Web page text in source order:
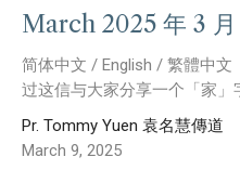
March 2025 年 3 月
简体中文 / English / 繁體中
过这信与大家分享一个「家」
Pr. Tommy Yuen 袁名慧傳道
March 9, 2025